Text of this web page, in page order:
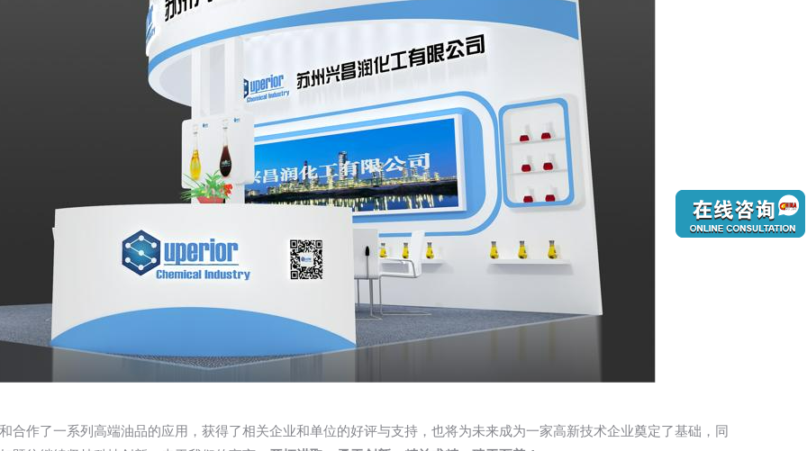
合作了一系列高端油品的应用，获得了相关企业和单位的好评与支持，也将为未来成为一家高新技术企业奠定了基础，同